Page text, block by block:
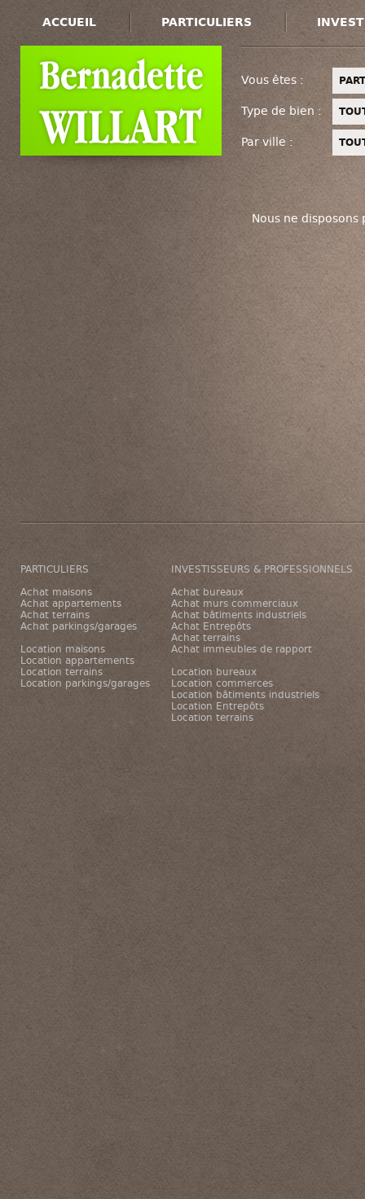
ACCUEIL PARTICULIERS
Vous êtes :
Type de bien :
Par ville :
Nous ne
PARTICULIERS
Achat maisons
Achat appartements
Achat terrains
Achat parkings/garages
Location maisons
Location appartements
Location terrains
Location parkings/garages
INVESTISSEURS & PROFESSIONNELS
Achat bureaux
Achat murs commerciaux
Achat bâtiments industriels
Achat Entrepôts
Achat terrains
Achat immeubles de rapport
Location bureaux
Location commerces
Location bâtiments industriels
Location Entrepôts
Location terrains